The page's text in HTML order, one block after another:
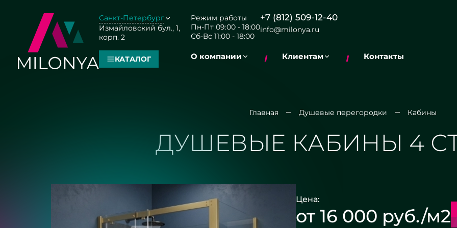
Санкт-Петербург
Измайловский бул., 1,
корп. 2
Режим работы
Пн-Пт 09:00 - 18:00
Сб-Вс 11:00 - 18:00
+7 (812) 509-12-40
info@milonya.ru
КАТАЛОГ О компании Клиентам Контакты
Главная Душевые перегородки Кабины
ДУШЕВЫЕ КАБИНЫ 4
Цена:
от 16 000 руб./м2